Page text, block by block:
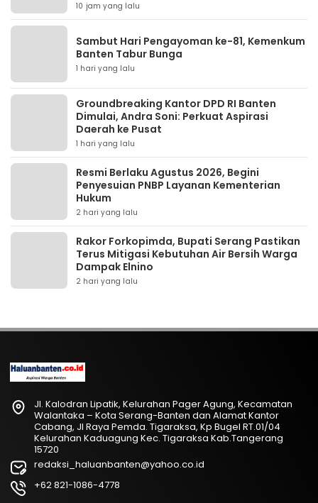
10 jam yang lalu
Sambut Hari Pengayoman ke-81, Kemenkum
Banten Tabur Bunga
1 hari yang lalu
Groundbreaking Kantor DPD RI Banten
Dimulai, Andra Soni: Perkuat Aspirasi
Daerah ke Pusat
1 hari yang lalu
Resmi Berlaku Agustus 2026, Begini
Penyesuian PNBP Layanan Kementerian
Hukum
2 hari yang lalu
Rakor Forkopimda, Bupati Serang Pastikan
Terus Mitigasi Kebutuhan Air Bersih Warga
Dampak Elnino
2 hari yang lalu
Jl. Kalodran Lipatik, Kelurahan Pager Agung, Kecamatan
Walantaka – Kota Serang-Banten dan Alamat Kantor
Cabang, Jl Raya Pemda. Tigaraksa, Kp Bugel RT.01/04
Kelurahan Kaduagung Kec. Tigaraksa Kab.Tangerang
15720
redaksi_haluanbanten@yahoo.co.id
+62 821-1086-4778